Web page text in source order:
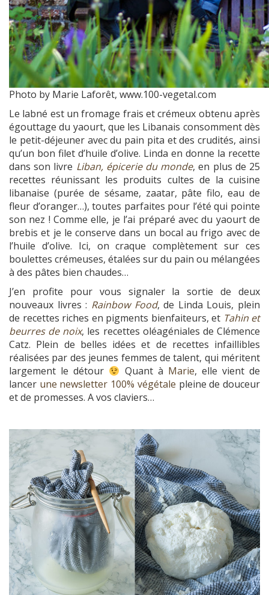
Photo by Marie Laforêt, www.100-vegetal.com
Le labné est un fromage frais et crémeux obtenu après
égouttage du yaourt, que les Libanais consomment dès
le petit-déjeuner avec du pain pita et des crudités, ainsi
qu’un bon filet d’huile d’olive. Linda en donne la recette
dans son livre Liban, épicerie du monde, en plus de 25
recettes réunissant les produits cultes de la cuisine
libanaise (purée de sésame, zaatar, pâte filo, eau de
fleur d’oranger…), toutes parfaites pour l’été qui pointe
son nez ! Comme elle, je l’ai préparé avec du yaourt de
brebis et je le conserve dans un bocal au frigo avec de
l’huile d’olive. Ici, on craque complètement sur ces
boulettes crémeuses, étalées sur du pain ou mélangées
à des pâtes bien chaudes…
J’en profite pour vous signaler la sortie de deux
nouveaux livres : Rainbow Food, de Linda Louis, plein
de recettes riches en pigments bienfaiteurs, et Tahin et
beurres de noix, les recettes oléagéniales de Clémence
Catz. Plein de belles idées et de recettes infaillibles
réalisées par des jeunes femmes de talent, qui méritent
largement le détour
Quant à Marie, elle vient de
lancer une newsletter 100% végétale pleine de douceur
et de promesses. A vos claviers…